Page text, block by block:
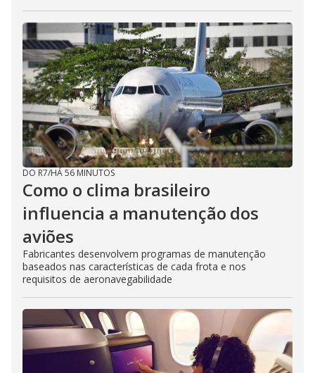
DO R7/HÁ 56 MINUTOS
Como o clima brasileiro
influencia a manutenção dos
aviões
Fabricantes desenvolvem programas de manutenção
baseados nas características de cada frota e nos
requisitos de aeronavegabilidade